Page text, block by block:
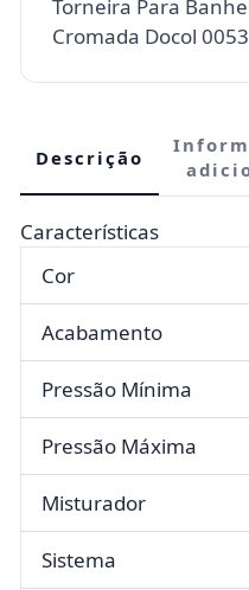
Torneira Para
Cromada Docol
Descrição
Características
Cor
Acabamento
Pressão Mínima
Pressão Máxima
Misturador
Sistema